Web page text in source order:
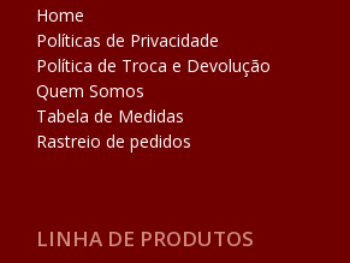
Home
Políticas de Privacidade
Política de Troca e Devolução
Quem Somos
Tabela de Medidas
Rastreio de pedidos
LINHA DE PRODUTOS